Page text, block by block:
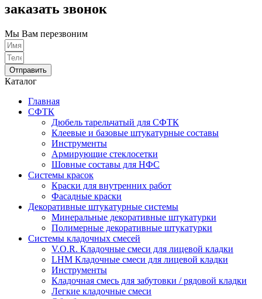
заказать звонок
Мы Вам перезвоним
Отправить
Каталог
Главная
СФТК
Дюбель тарельчатый для СФТК
Клеевые и базовые штукатурные составы
Инструменты
Армирующие стеклосетки
Шовные составы для НФС
Cистемы красок
Краски для внутренних работ
Фасадные краски
Декоративные штукатурные системы
Минеральные декоративные штукатурки
Полимерные декоративные штукатурки
Системы кладочных смесей
V.O.R. Кладочные смеси для лицевой кладки
LHM Кладочные смеси для лицевой кладки
Инструменты
Кладочная смесь для забутовки / рядовой кладки
Легкие кладочные смеси